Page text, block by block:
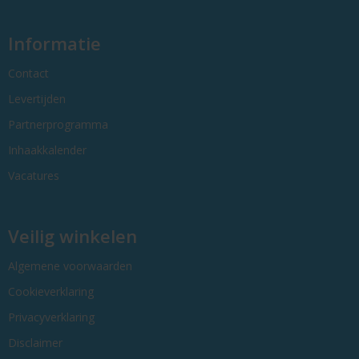
Informatie
Contact
Levertijden
Partnerprogramma
Inhaakkalender
Vacatures
Veilig winkelen
Algemene voorwaarden
Cookieverklaring
Privacyverklaring
Disclaimer